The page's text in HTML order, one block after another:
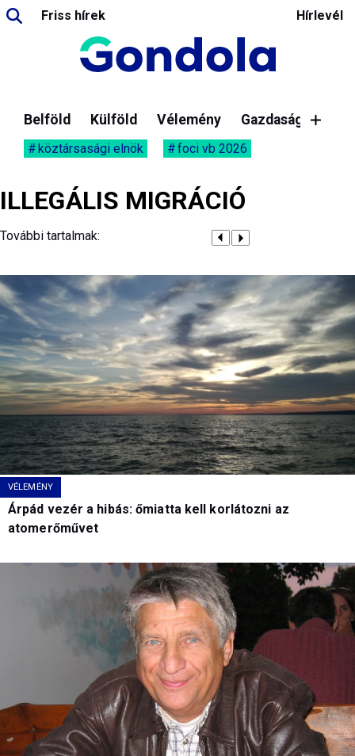
Friss hírek Hírlevél
Belföld Külföld Vélemény Gazdaság
köztársasági elnök foci vb 2026
ILLEGÁLIS MIGRÁCIÓ
További tartalmak:
VÉLEMÉNY
Árpád vezér a hibás: őmiatta kell korlátozni az
atomerőművet